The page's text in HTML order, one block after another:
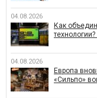
04.08.2026
Как
04.08.2026
Европа
«Сильпо»